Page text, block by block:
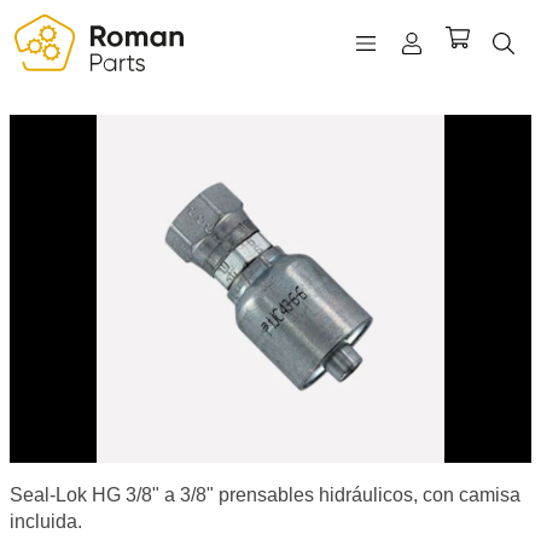
Seal-Lok HG 3/8" a 3/8" prensables hidráulicos, con camisa
incluida.